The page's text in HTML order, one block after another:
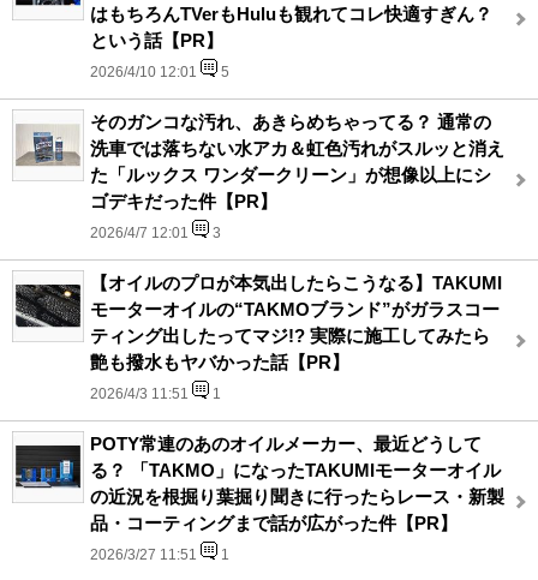
はもちろんTVerもHuluも観れてコレ快適すぎん？
という話【PR】
2026/4/10 12:01 5
そのガンコな汚れ、あきらめちゃってる？ 通常の
洗車では落ちない水アカ＆虹色汚れがスルッと消え
た「ルックス ワンダークリーン」が想像以上にシ
ゴデキだった件【PR】
2026/4/7 12:01 3
【オイルのプロが本気出したらこうなる】TAKUMI
モーターオイルの“TAKMOブランド”がガラスコー
ティング出したってマジ!? 実際に施工してみたら
艶も撥水もヤバかった話【PR】
2026/4/3 11:51 1
POTY常連のあのオイルメーカー、最近どうして
る？ 「TAKMO」になったTAKUMIモーターオイル
の近況を根掘り葉掘り聞きに行ったらレース・新製
品・コーティングまで話が広がった件【PR】
2026/3/27 11:51 1